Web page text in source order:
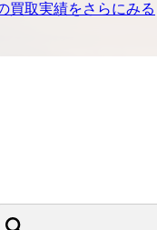
買取実績をさらにみる